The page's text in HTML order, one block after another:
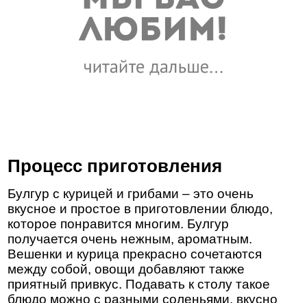
Процесс приготовления
Булгур с курицей и грибами – это очень
вкусное и простое в приготовлении блюдо,
которое понравится многим. Булгур
получается очень нежным, ароматным.
Вешенки и курица прекрасно сочетаются
между собой, овощи добавляют также
приятный привкус. Подавать к столу такое
блюдо можно с разными соленьями, вкусно